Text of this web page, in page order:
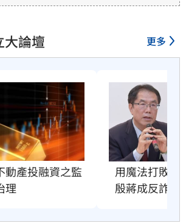
大論壇 更多
動產投融資之監
理
用魔法打敗魔
殷蔣成反詐教